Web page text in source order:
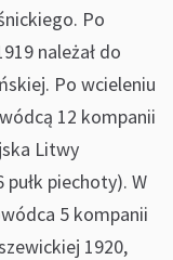
Po
należał do
Po wcieleniu
12 kompanii
Litwy
piechoty). W
5 kompanii
1920,